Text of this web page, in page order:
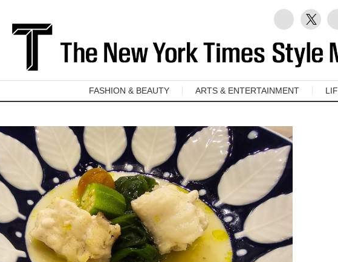
FASHION & BEAUTY ARTS & ENTERTAINMENT